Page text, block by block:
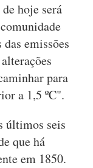
hoje será
emissões
para
a 1,5 ºC".
últimos seis
que há
em 1850.